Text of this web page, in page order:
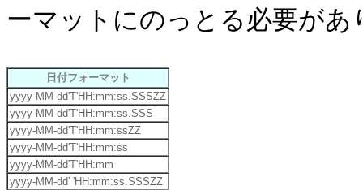
ーマットにのっとる必要があ
日付フォーマット
yyyy-MM-dd'T'HH:mm:ss.SSSZZ
yyyy-MM-dd'T'HH:mm:ss.SSS
yyyy-MM-dd'T'HH:mm:ssZZ
yyyy-MM-dd'T'HH:mm:ss
yyyy-MM-dd'T'HH:mm
yyyy-MM-dd' 'HH:mm:ss.SSSZZ